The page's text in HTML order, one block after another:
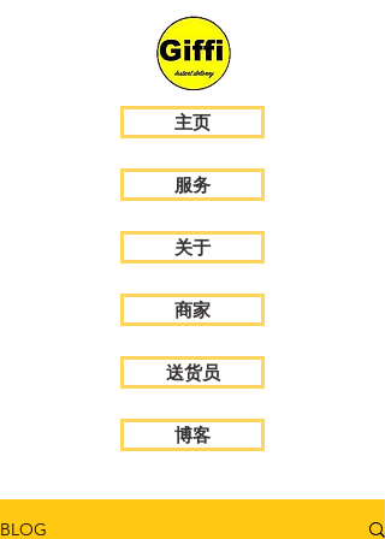
主页
服务
关于
商家
送货员
博客
BLOG